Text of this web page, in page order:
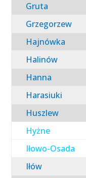
Gruta
Grzegorzew
Hajnówka
Halinów
Hanna
Harasiuki
Huszlew
Hyżne
Iłowo-Osada
Iłów